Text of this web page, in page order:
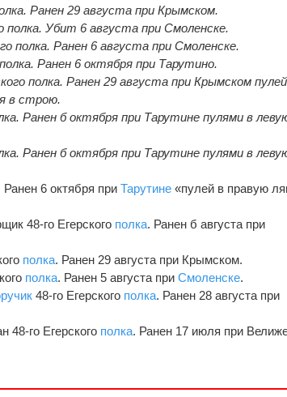
Ранен 29 августа при Крымском.
Убит 6 августа при Смоленске.
полка. Ранен 6 августа при Смоленске.
Ранен 6 октября при Тарутино.
полка. Ранен 29 августа при Крымском пулей
в строю.
Ранен б октября при Тарутине пулями в
Ранен б октября при Тарутине пулями в
Ранен 6 октября приТарутине «пулей в правую
48-го Егерского полка. Ранен б августа при
полка. Ранен 29 августа при Крымском.
полка. Ранен 5 августа приСмоленске.
48-го Егерского полка. Ранен 28 августа при
48-го Егерского полка. Ранен 17 июля при